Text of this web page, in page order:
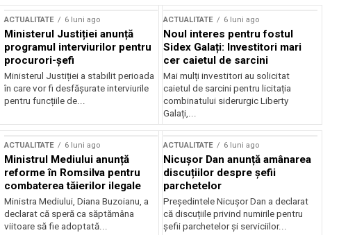
ACTUALITATE 6 luni ago
Ministerul Justiției anunță
programul interviurilor pentru
procurori-șefi
Ministerul Justiției a stabilit perioada
în care vor fi desfășurate interviurile
pentru funcțiile de...
ACTUALITATE 6 luni ago
Noul interes pentru fostul
Sidex Galați: Investitori mari
cer caietul de sarcini
Mai mulți investitori au solicitat
caietul de sarcini pentru licitația
combinatului siderurgic Liberty
Galați,...
ACTUALITATE 6 luni ago
Ministrul Mediului anunță
reforme în Romsilva pentru
combaterea tăierilor ilegale
Ministra Mediului, Diana Buzoianu, a
declarat că speră ca săptămâna
viitoare să fie adoptată...
ACTUALITATE 6 luni ago
Nicușor Dan anunță amânarea
discuțiilor despre șefii
parchetelor
Președintele Nicușor Dan a declarat
că discuțiile privind numirile pentru
șefii parchetelor și serviciilor...